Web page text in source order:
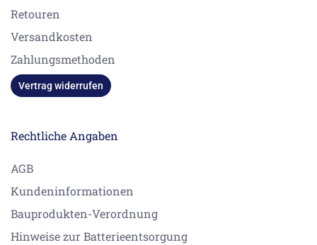
Retouren
Versandkosten
Zahlungsmethoden
Vertrag widerrufen
Rechtliche Angaben
AGB
Kundeninformationen
Bauprodukten-Verordnung
Hinweise zur Batterieentsorgung